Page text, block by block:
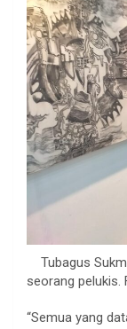
Tubagus
seorang
“Semua yang